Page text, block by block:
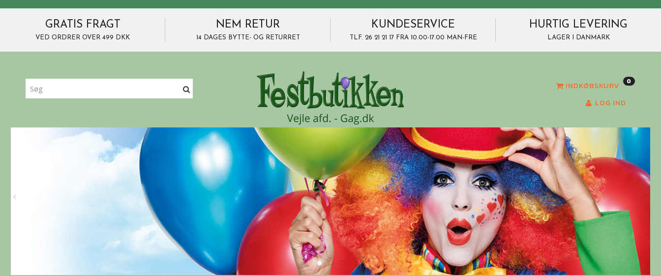
GRATIS FRAGT
VED ORDRER OVER 499 DKK
NEM RETUR
14 DAGES BYTTE- OG RETURRET
KUNDESERVICE
TLF. 26 21 21 17 FRA 10.00-17.00 MAN-FRE
HURTIG LEVERING
LAGER I DANMARK
INDKØBSKURV 0
LOG IND